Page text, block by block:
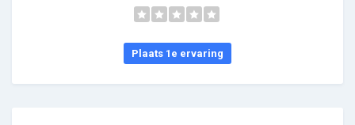
Plaats 1e ervaring